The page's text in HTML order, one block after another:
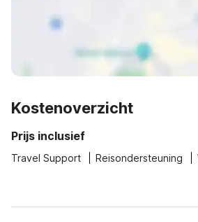
Kostenoverzicht
Prijs inclusief
Travel Support Reisondersteuning